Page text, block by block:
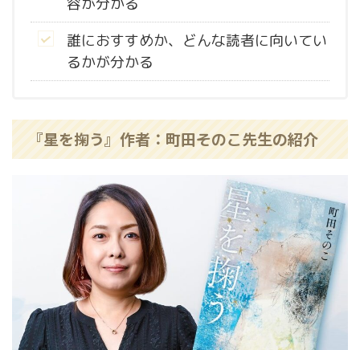
誰におすすめか、どんな読者に向いてい
るかが分かる
『星を掬う』作者： 町田そのこ先生の紹介